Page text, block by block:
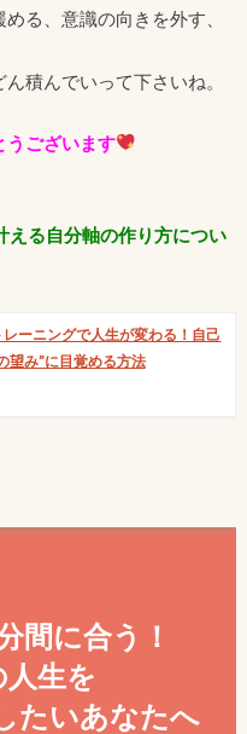
る、意識の向きを外す、
積んでいって下さいね。
うございます
える自分軸の作り方につい
レーニングで人生が変わる！自己
望み”に目覚める方法
間に合う！
生を
たいあなたへ